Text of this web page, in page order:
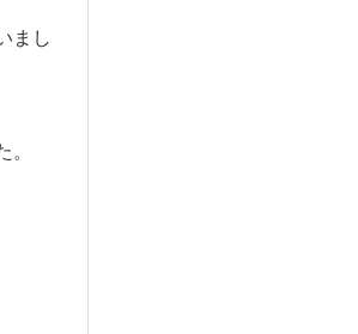
まし